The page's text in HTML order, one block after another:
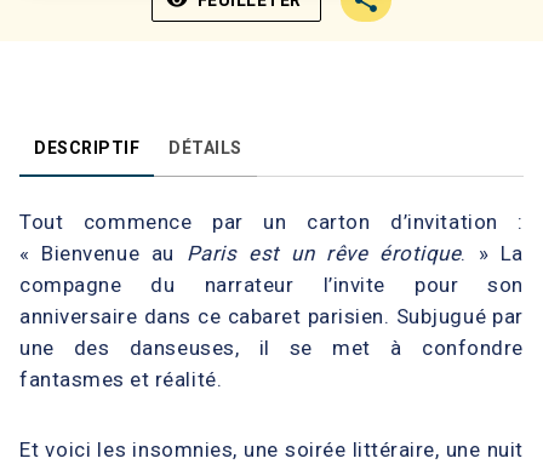
DESCRIPTIF DÉTAILS
Tout commence par un carton d’invitation :
« Bienvenue au Paris est un rêve érotique. » La
compagne du narrateur l’invite pour son
anniversaire dans ce cabaret parisien. Subjugué par
une des danseuses, il se met à confondre
fantasmes et réalité.
Et voici les insomnies, une soirée littéraire, une nuit